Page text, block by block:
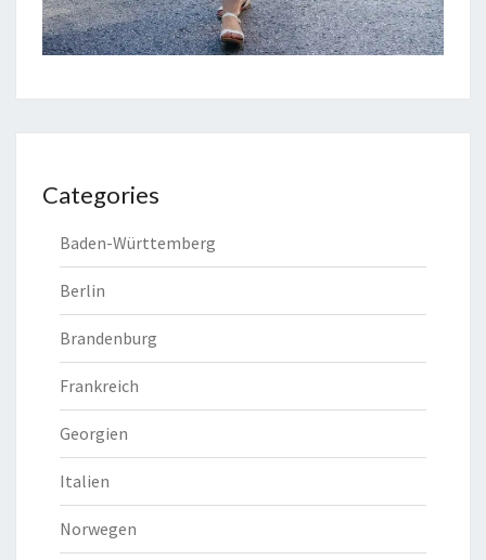
Categories
Baden-Württemberg
Berlin
Brandenburg
Frankreich
Georgien
Italien
Norwegen